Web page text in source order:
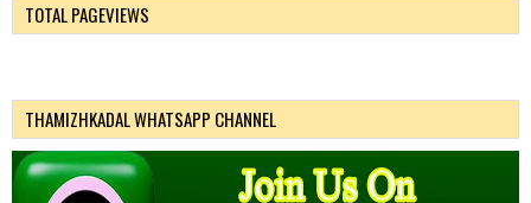
TOTAL PAGEVIEWS
THAMIZHKADAL WHATSAPP CHANNEL